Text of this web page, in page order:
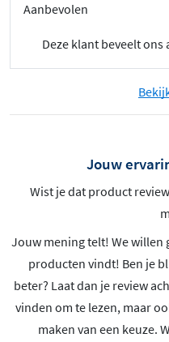
Aanbevolen
Deze klant beveelt ons
Jouw
Wist je dat product
Jouw mening telt! We willen
producten vindt! Ben je
beter? Laat dan je review
vinden om te lezen, maar
maken van een keuze.